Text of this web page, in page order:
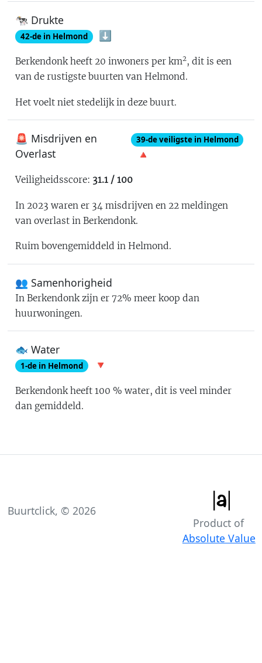
🐄 Drukte
42-de in Helmond ⬇️
Berkendonkheeft 20 inwoners per km2, dit iseen
van de rustigste buurten van Helmond.
Het voelt niet stedelijk in deze buurt.
🚨 Misdrijven en
Overlast
39-deveiligste in Helmond
🔺
Veiligheidsscore: 31.1 / 100
In 2023 waren er 34 misdrijven en 22 meldingen
van overlast in Berkendonk.
Ruim bovengemiddeld in Helmond.
👥 Samenhorigheid
InBerkendonk zijn er 72% meer koop dan
huurwoningen.
🐟 Water
1-de in Helmond 🔻
Berkendonkheeft100 % water, dit isveel minder
dan gemiddeld.
Buurtclick, © 2026
Product of
Absolute Value